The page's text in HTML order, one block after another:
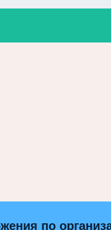
по